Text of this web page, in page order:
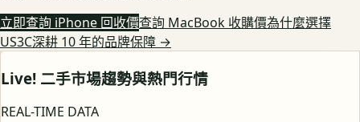
立即查詢 iPhone 回收價查詢 MacBook 收購價為什麼選擇
US3C深耕 10 年的品牌保障 →
Live! 二手市場趨勢與熱門行情
REAL-TIME DATA